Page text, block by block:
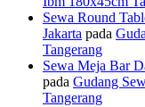
Sewa Round
Jakarta pada
Tangerang
Sewa Meja Bar
pada Gudang
Tangerang